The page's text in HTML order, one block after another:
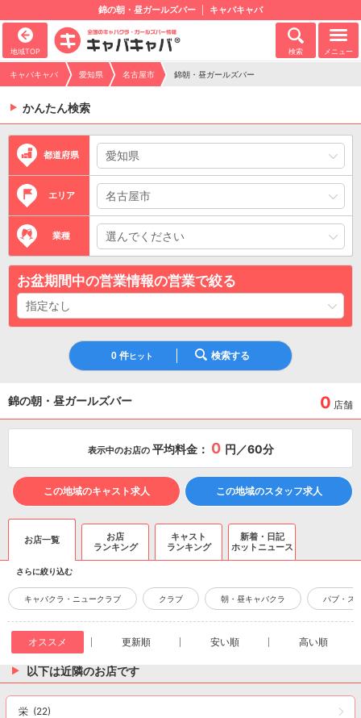
錦の朝・昼ガールズバー キャバキャバ
地域TOP 検索 メニュー
キャバキャバ 愛知県 名古屋市 錦朝・昼ガールズバー
かんたん検索
都道府県
エリア
業種
お盆期間中の営業情報の営業で絞る
0 件ヒット 検索する
錦の朝・昼ガールズバー 0 店舗
表示中のお店の 平均料金： 0 円／60分
この地域のキャスト求人 この地域のスタッフ求人
お店一覧
お店
ランキング
キャスト
ランキング
新着・日記
ホットニュース
さらに絞り込む
キャバクラ・ニュークラブ クラブ 朝・昼キャバクラ パブ・ス
オススメ 更新順 安い順 高い順
以下は近隣のお店です
栄 (22)